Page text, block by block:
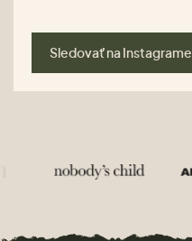
Sledovať na Instagrame